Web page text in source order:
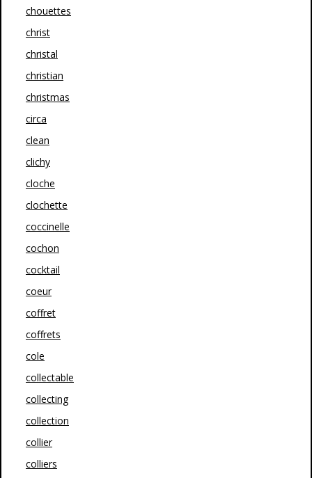
chouettes
christ
christal
christian
christmas
circa
clean
clichy
cloche
clochette
coccinelle
cochon
cocktail
coeur
coffret
coffrets
cole
collectable
collecting
collection
collier
colliers